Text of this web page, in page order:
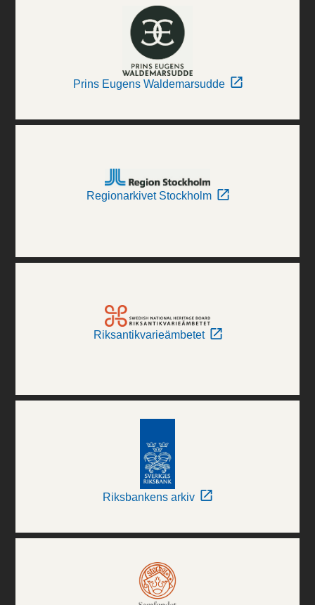
Prins Eugens Waldemarsudde
Regionarkivet Stockholm
Riksantikvarieämbetet
Riksbankens arkiv